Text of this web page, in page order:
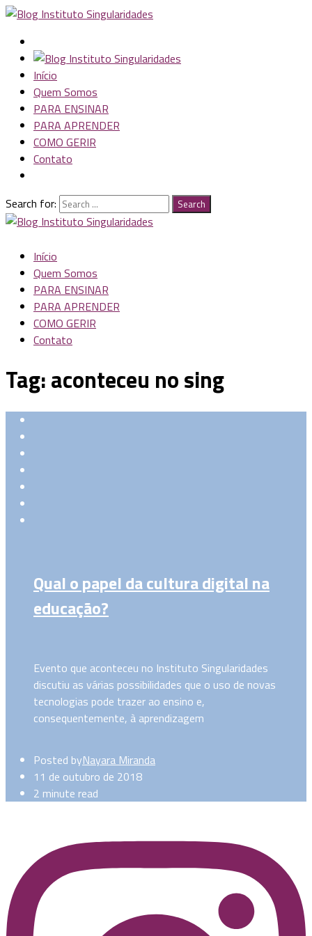
Início
Quem Somos
PARA ENSINAR
PARA APRENDER
COMO GERIR
Contato
Search for: Search
Início
Quem Somos
PARA ENSINAR
PARA APRENDER
COMO GERIR
Contato
Tag:aconteceu no sing
Qual o papel da cultura digital na
educação?
Evento que aconteceu no Instituto Singularidades
discutiu as várias possibilidades que o uso de novas
tecnologias pode trazer ao ensino e,
consequentemente, à aprendizagem
Posted byNayara Miranda
11 de outubro de 2018
2 minute read